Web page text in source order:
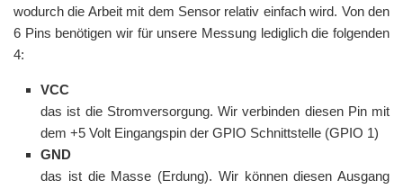
wodurch die Arbeit mit dem Sensor relativ einfach wird. Von den
6 Pins benötigen wir für unsere Messung lediglich die folgenden
4:
VCC
das ist die Stromversorgung. Wir verbinden diesen Pin mit
dem +5 Volt Eingangspin der GPIO Schnittstelle (GPIO 1)
GND
das ist die Masse (Erdung). Wir können diesen Ausgang